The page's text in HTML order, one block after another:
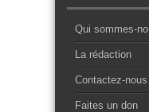
Qui sommes-
La rédaction
Contactez-nous
Faites un don